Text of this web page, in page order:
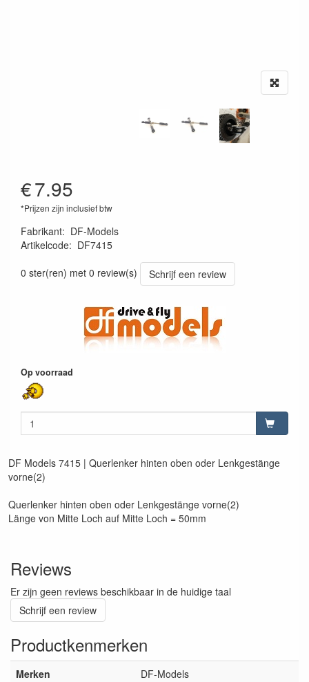
€7.95
*Prijzen zijn inclusief btw
Fabrikant: DF-Models
Artikelcode: DF7415
0 ster(ren) met 0 review(s)
Schrijf een review
Op voorraad
DF Models 7415 | Querlenker hinten oben oder Lenkgestänge
vorne(2)
Querlenker hinten oben oder Lenkgestänge vorne(2)
Länge von Mitte Loch auf Mitte Loch = 50mm
Reviews
Er zijn geen reviews beschikbaar in de huidige taal
Schrijf een review
Productkenmerken
Merken DF-Models